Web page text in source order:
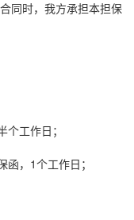
同时，我方承担本担保
个工作日；
函，1个工作日；